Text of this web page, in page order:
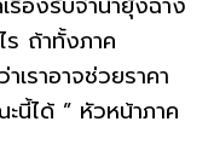
ร ถ้าทั้งภาค
เราอาจช่วยราคา
นี้ได้ ” หัวหน้าภาค
ตรฯ ระบุ